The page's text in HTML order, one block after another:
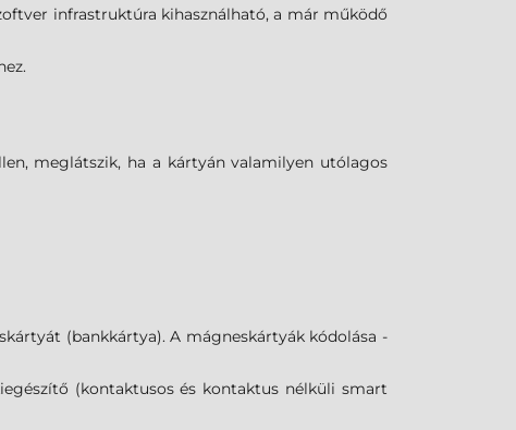
infrastruktúra kihasználható, a már működő
meglátszik, ha a kártyán valamilyen utólagos
(bankkártya). A mágneskártyák kódolása -
(kontaktusos és kontaktus nélküli smart